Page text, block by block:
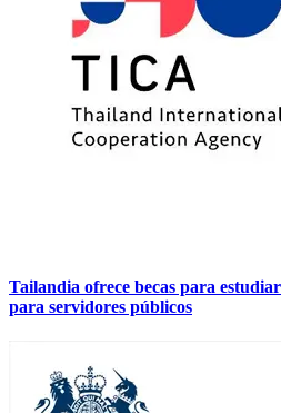
Tailandia ofrece becas para
para servidores públicos